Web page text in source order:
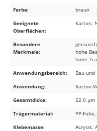
Farbe:
braun
Geeignete
Oberflächen:
Karton,
Besondere
Merkmale:
hohe
hohe
Anwendungsbereich:
Bau
Anwendung:
Karton-
Gesamtdicke:
52.0 µm
Trägermaterial:
PP-
Klebemasse:
Acrylat,